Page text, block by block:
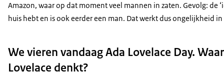
Amazon, waar op dat moment veel mannen in zaten. Gevolg: de
huis hebt en is ook eerder een man. Dat werkt dus ongelijkheid
We vieren vandaag Ada Lovelace Day.
Lovelace denkt?